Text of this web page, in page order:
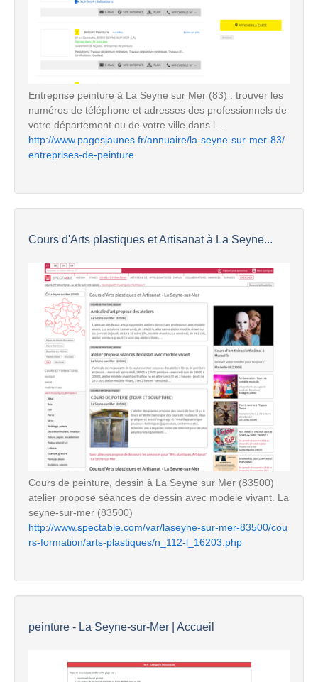
Entreprise peinture à La Seyne sur Mer (83) : trouver les
numéros de téléphone et adresses des professionnels de
votre département ou de votre ville dans l ...
http://www.pagesjaunes.fr/annuaire/la-seyne-sur-mer-83/
entreprises-de-peinture
Cours d'Arts plastiques et Artisanat à La Seyne...
Cours de peinture, dessin à La Seyne sur Mer (83500)
atelier propose séances de dessin avec modele vivant. La
seyne-sur-mer (83500)
http://www.spectable.com/var/laseyne-sur-mer-83500/cou
rs-formation/arts-plastiques/n_112-l_16203.php
peinture - La Seyne-sur-Mer | Accueil